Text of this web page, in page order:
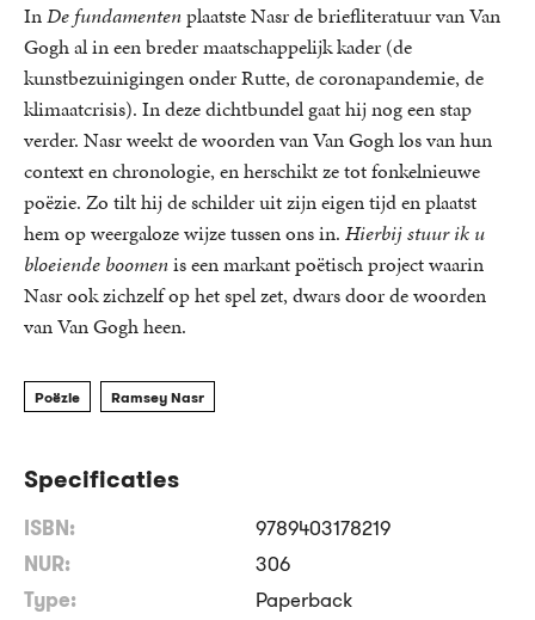
InDe fundamentenplaatste Nasr de briefliteratuur van Van
Gogh al in een breder maatschappelijk kader (de
kunstbezuinigingen onder Rutte, de coronapandemie, de
klimaatcrisis). In deze dichtbundel gaat hij nog een stap
verder. Nasr weekt de woorden van Van Gogh los van hun
context en chronologie, en herschikt ze tot fonkelnieuwe
poëzie. Zo tilt hij de schilder uit zijn eigen tijd en plaatst
hem op weergaloze wijze tussen ons in. Hierbij stuur ik u
bloeiende boomenis een markant poëtisch project waarin
Nasr ook zichzelf op het spel zet, dwars door de woorden
van Van Gogh heen.
Poëzie Ramsey Nasr
Specificaties
ISBN:
9789403178219
NUR:
306
Type:
Paperback